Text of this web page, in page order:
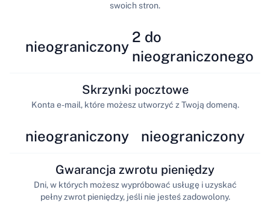
nieograniczony
swoich stron.
2 do
nieograniczonego
nieograniczony
Skrzynki pocztowe
Konta e-mail, które możesz utworzyć z Twoją domeną.
nieograniczony
Gwarancja zwrotu pieniędzy
Dni, w których możesz wypróbować usługę i uzyskać
pełny zwrot pieniędzy, jeśli nie jesteś zadowolony.